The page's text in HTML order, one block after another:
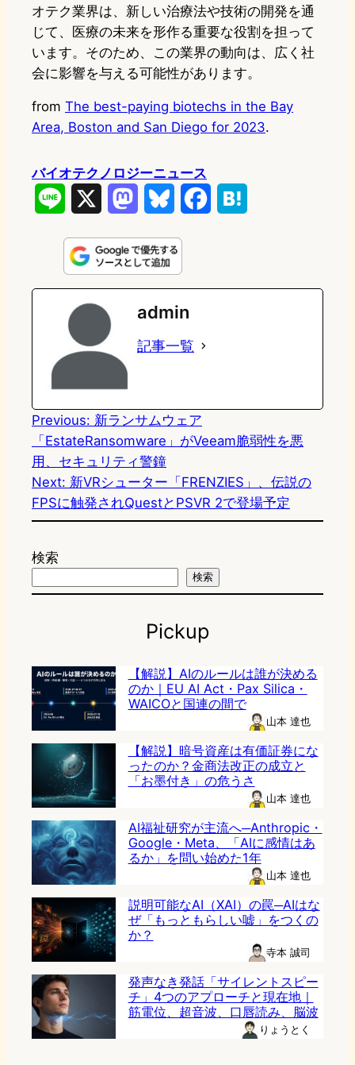
オテク業界は、新しい治療法や技術の開発を通
じて、医療の未来を形作る重要な役割を担って
います。そのため、この業界の動向は、広く社
会に影響を与える可能性があります。
from The best-paying biotechs in the Bay
Area, Boston and San Diego for 2023.
バイオテクノロジーニュース
n
e
s
t
o
d
n
u
e
s
k
e
k
e
admin
記事一覧
Previous: 新ランサムウェア
「EstateRansomware」がVeeam脆弱性を悪
用、セキュリティ警鐘
Next: 新VRシューター「FRENZIES」、伝説の
FPSに触発されQuestとPSVR 2で登場予定
検索
検索
Pickup
【解説】AIのルールは誰が決める
のか｜EU AI Act・Pax Silica・
WAICOと国連の間で
山本 達也
【解説】暗号資産は有価証券にな
ったのか？金商法改正の成立と
「お墨付き」の危うさ
山本 達也
AI福祉研究が主流へ─Anthropic・
Google・Meta、「AIに感情はあ
るか」を問い始めた1年
山本 達也
説明可能なAI（XAI）の罠─AIはな
ぜ「もっともらしい嘘」をつくの
か？
寺本 誠司
発声なき発話「サイレントスピー
チ」4つのアプローチと現在地｜
筋電位、超音波、口唇読み、脳波
りょうとく